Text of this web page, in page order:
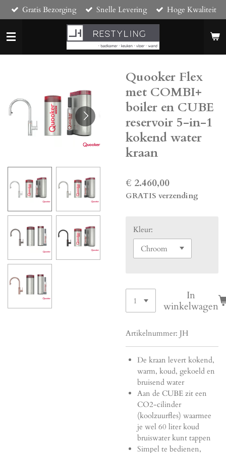
Ga
direct
naar
de
hoofdinhoud
Gratis Bezorging Snelle Levering Hoge Kwaliteit
Quooker Flex
met COMBI+
boiler en CUBE
reservoir 5-in-1
kokend water
kraan
€ 2.460,00
GRATIS verzending
Kleur:
In
winkelwagen
Artikelnummer: JH
De kraan levert kokend,
warm, koud, gekoeld en
bruisend water
Aan de CUBE zit een
CO2-cilinder
(koolzuurfles) waarmee
je wel 60 liter koud
bruiswater kunt tappen
Simpel te bedienen,